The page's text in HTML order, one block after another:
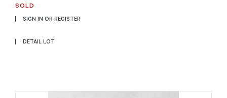
SOLD
SIGN IN OR REGISTER
DETAIL LOT